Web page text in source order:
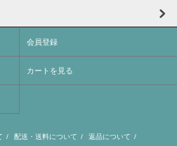
会員登録
カートを見る
/ 配送・送料について / 返品について /